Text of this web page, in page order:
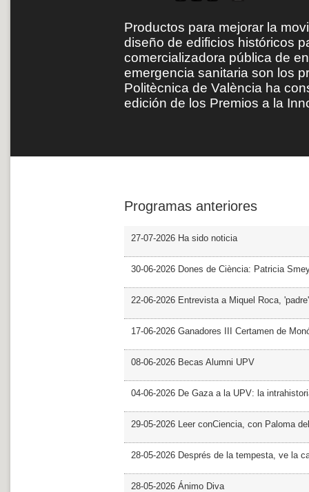
Productos para mejorar la
diseño de edificios históricos
comercializadora pública de
emergencia sanitaria son los
Politècnica de València ha
edición de los Premios a la
Programas anteriores
27-07-2026 Ha sido noticia
30-06-2026 Dones de Ciència: Patricia
22-06-2026 Entrevista a Miquel Roca,
17-06-2026 Ganadores III Certamen de
08-06-2026 Becas Alumni UPV
04-06-2026 De Gaza a la UPV: la
29-05-2026 Leer conCiencia, con Paloma
28-05-2026 Després de la tempesta, ve la
28-05-2026 Ánimo Diva